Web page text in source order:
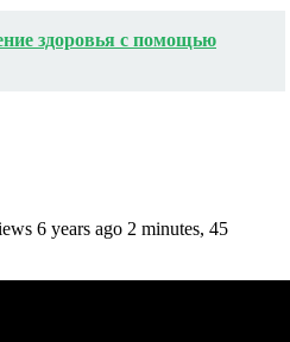
здоровья с помощью
6 years ago 2 minutes, 45